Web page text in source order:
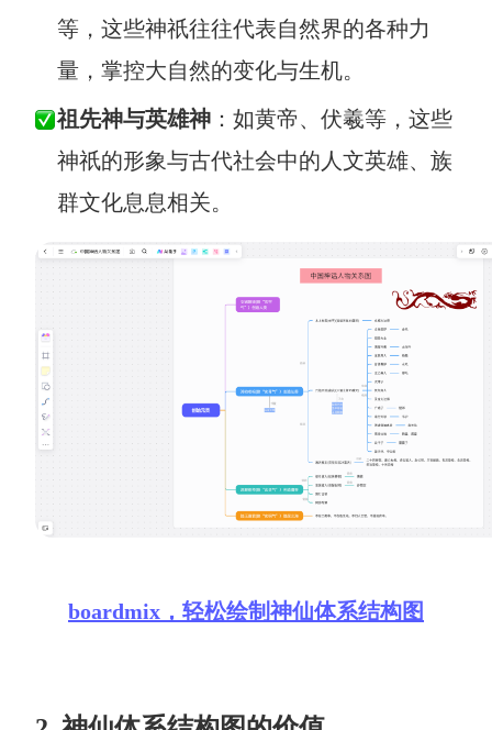
创意与绘图
AI生成思维导图
AI生成流程图
AI生成用户旅程图
AI生成鱼骨图
AI生成甘特图
AI生成组织结构图
战略与流程设计
AI生成商业画布
AI生成SWOT分析
AI生成5Why分析
AI生成平衡计分卡
AI生成时间管理四象限
AI生成价值链
数据分析与策略
AI生成波士顿矩阵
智能创作
AI生成PPT
AI写作
等，这些神祇往往代表自然界的各种力
量，掌控大自然的变化与生机。
祖先神与英雄神 ：如黄帝、伏羲等，这些
神祇的形象与古代社会中的人文英雄、族
群文化息息相关。
boardmix，轻松绘制神仙体系结构图